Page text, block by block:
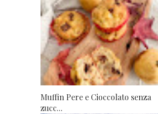
Muffin Pere e Cioccolato senza
zucc...